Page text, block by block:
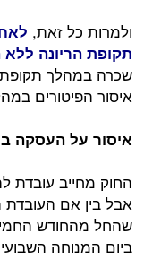
ולמרות כל זאת,
תקופת הריונה ללא
שכרה במהלך תקופת
איסור הפיטורים
איסור על העסקה
החוק מחייב עובדת
אבל בין אם העובדת
שהחל מהחודש
ביום המנוחה